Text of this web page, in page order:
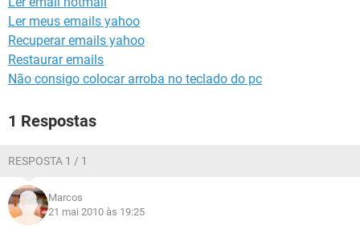
Ler meus emails yahoo
Recuperar emails yahoo
Restaurar emails
Não consigo colocar arroba no teclado do pc
1 Respostas
RESPOSTA 1 / 1
Marcos
21 mai 2010 às 19:25